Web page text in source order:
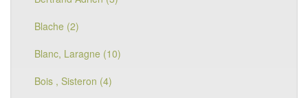
Blache (2)
Blanc, Laragne (10)
Bois , Sisteron (4)